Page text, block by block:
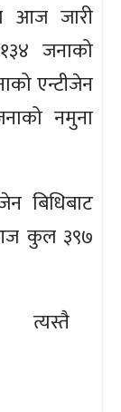
आज जारी
जनाको
एन्टीजेन
नमुना
बिधिबाट
कुल ३९७
त्यस्तै